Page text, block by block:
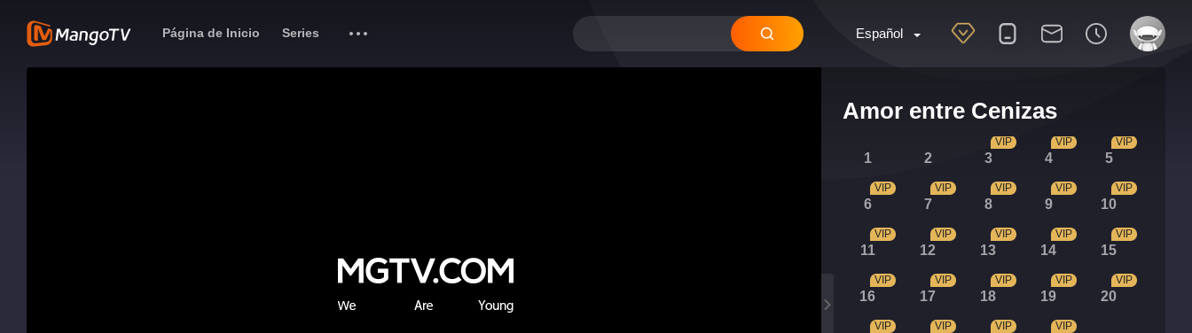
Español
Página de Inicio Series
Amor entre Cenizas
1 2 3
VIP
4
VIP
5
VIP
6
VIP
7
VIP
8
VIP
9
VIP
10
VIP
11
VIP
12
VIP
13
VIP
14
VIP
15
VIP
16
VIP
17
VIP
18
VIP
19
VIP
20
VIP
VIP VIP VIP VIP